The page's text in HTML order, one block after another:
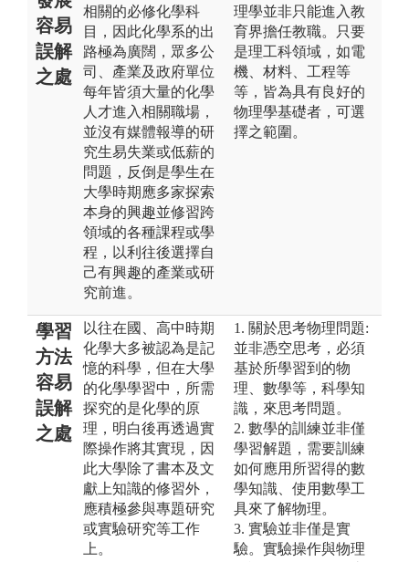
容易
誤解
之處
相關的必修化學科
目，因此化學系的出
路極為廣闊，眾多公
司、產業及政府單位
每年皆須大量的化學
人才進入相關職場，
並沒有媒體報導的研
究生易失業或低薪的
問題，反倒是學生在
大學時期應多家探索
本身的興趣並修習跨
領域的各種課程或學
程，以利往後選擇自
己有興趣的產業或研
究前進。
理學並非只能進入教
育界擔任教職。只要
是理工科領域，如電
機、材料、工程等
等，皆為具有良好的
物理學基礎者，可選
擇之範圍。
學習
方法
容易
誤解
之處
以往在國、高中時期
化學大多被認為是記
憶的科學，但在大學
的化學學習中，所需
探究的是化學的原
理，明白後再透過實
際操作將其實現，因
此大學除了書本及文
獻上知識的修習外，
應積極參與專題研究
或實驗研究等工作
上。
1. 關於思考物理問題:
並非憑空思考，必須
基於所學習到的物
理、數學等，科學知
識，來思考問題。
2. 數學的訓練並非僅
學習解題，需要訓練
如何應用所習得的數
學知識、使用數學工
具來了解物理。
3. 實驗並非僅是實
驗。實驗操作與物理